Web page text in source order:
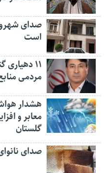
صدای
است
۱۱
مردمی
هشدار
معابر و
گلستان
صدای